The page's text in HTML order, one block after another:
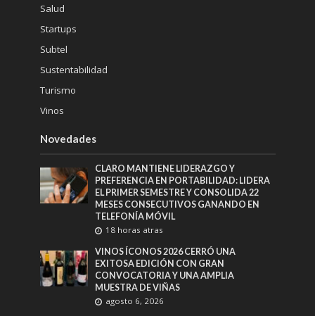
Salud
Startups
Subtel
Sustentabilidad
Turismo
Vinos
Novedades
CLARO MANTIENE LIDERAZGO Y
PREFERENCIA EN PORTABILIDAD: LIDERA
EL PRIMER SEMESTRE Y CONSOLIDA 22
MESES CONSECUTIVOS GANANDO EN
TELEFONÍA MÓVIL
18 horas atras
VINOS ÍCONOS 2026 CERRÓ UNA
EXITOSA EDICIÓN CON GRAN
CONVOCATORIA Y UNA AMPLIA
MUESTRA DE VIÑAS
agosto 6, 2026